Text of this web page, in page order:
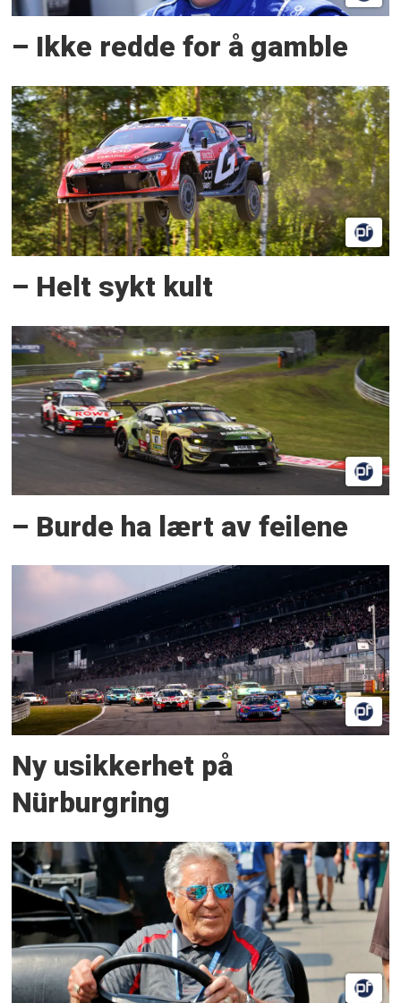
– Ikke redde for å gamble
– Helt sykt kult
– Burde ha lært av feilene
Ny usikkerhet på
Nürburgring